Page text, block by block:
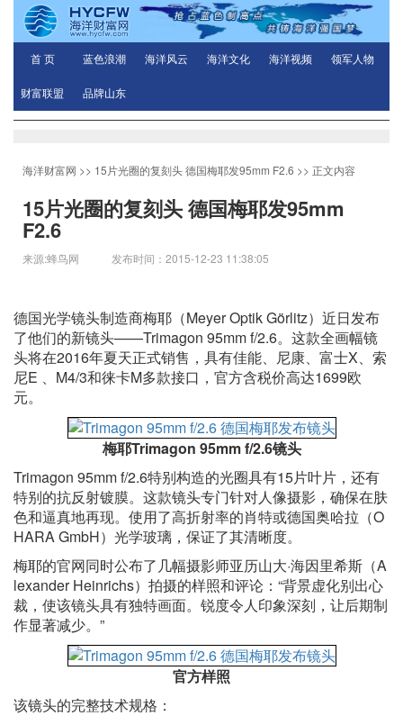
首 页 蓝色浪潮 海洋风云 海洋文化 海洋视频 领军人物
财富联盟 品牌山东
海洋财富网 >> 15片光圈的复刻头 德国梅耶发95mm F2.6 >> 正文内容
15片光圈的复刻头 德国梅耶发95mm
F2.6
来源:蜂鸟网 发布时间：2015-12-23 11:38:05
德国光学镜头制造商梅耶（Meyer Optik Görlitz）近日发布
了他们的新镜头——Trimagon 95mm f/2.6。这款全画幅镜
头将在2016年夏天正式销售，具有佳能、尼康、富士X、索
尼E 、M4/3和徕卡M多款接口，官方含税价高达1699欧
元。
梅耶Trimagon 95mm f/2.6镜头
Trimagon 95mm f/2.6特别构造的光圈具有15片叶片，还有
特别的抗反射镀膜。这款镜头专门针对人像摄影，确保在肤
色和逼真地再现。使用了高折射率的肖特或德国奥哈拉（O
HARA GmbH）光学玻璃，保证了其清晰度。
梅耶的官网同时公布了几幅摄影师亚历山大·海因里希斯（A
lexander Heinrichs）拍摄的样照和评论：“背景虚化别出心
裁，使该镜头具有独特画面。锐度令人印象深刻，让后期制
作显著减少。”
官方样照
该镜头的完整技术规格：